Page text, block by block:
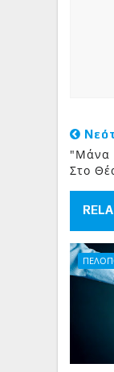
"Μάνα
Στο